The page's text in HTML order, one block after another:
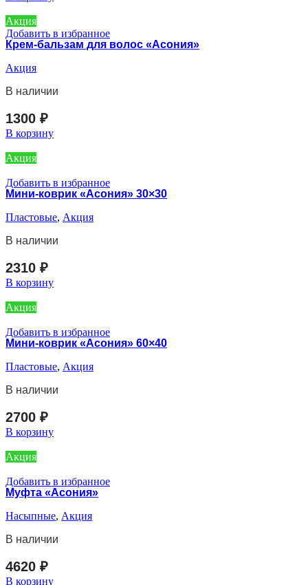
Акция
Добавить в избранное
Крем-бальзам для волос «Асония»
Акция
В наличии
1300 ₽
В корзину
Акция
Добавить в избранное
Мини-коврик «Асония» 30×30
Пластовые, Акция
В наличии
2310 ₽
В корзину
Акция
Добавить в избранное
Мини-коврик «Асония» 60×40
Пластовые, Акция
В наличии
2700 ₽
В корзину
Акция
Добавить в избранное
Муфта «Асония»
Насыпные, Акция
В наличии
4620 ₽
В корзину